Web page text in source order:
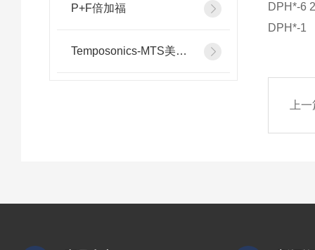
P+F倍加福
Temposonics-MTS美斯特
DPH*-6
DPH*-1
上